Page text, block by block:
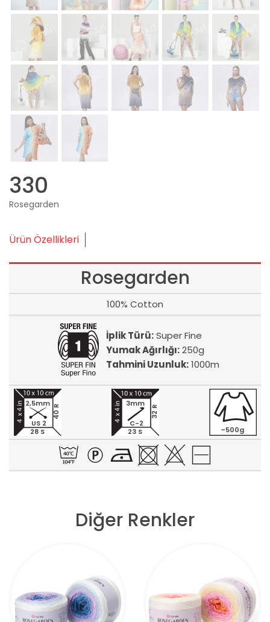
330
Rosegarden
Ürün Özellikleri
Rosegarden
100% Cotton
İplik Türü:Super Fine
Yumak Ağırlığı:250g
Tahmini Uzunluk:1000m
28 S
40 R
2,5mm
US 2
23 S
32 R
3mm
C-2
~500g
Diğer Renkler